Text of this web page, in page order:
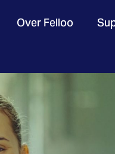
Over Felloo